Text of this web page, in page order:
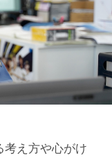
考え方や心がけ